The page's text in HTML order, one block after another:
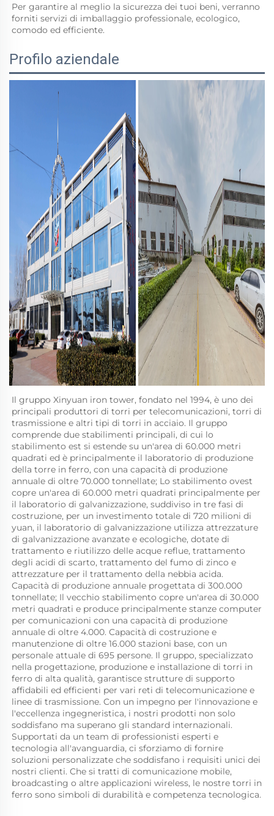
Per garantire al meglio la sicurezza dei tuoi beni, verranno
forniti servizi di imballaggio professionale, ecologico,
comodo ed efficiente.
Profilo aziendale
Il gruppo Xinyuan iron tower, fondato nel 1994, è uno dei
principali produttori di torri per telecomunicazioni, torri di
trasmissione e altri tipi di torri in acciaio. Il gruppo
comprende due stabilimenti principali, di cui lo
stabilimento est si estende su un'area di 60.000 metri
quadrati ed è principalmente il laboratorio di produzione
della torre in ferro, con una capacità di produzione
annuale di oltre 70.000 tonnellate; Lo stabilimento ovest
copre un'area di 60.000 metri quadrati principalmente per
il laboratorio di galvanizzazione, suddiviso in tre fasi di
costruzione, per un investimento totale di 720 milioni di
yuan, il laboratorio di galvanizzazione utilizza attrezzature
di galvanizzazione avanzate e ecologiche, dotate di
trattamento e riutilizzo delle acque reflue, trattamento
degli acidi di scarto, trattamento del fumo di zinco e
attrezzature per il trattamento della nebbia acida.
Capacità di produzione annuale progettata di 300.000
tonnellate; Il vecchio stabilimento copre un'area di 30.000
metri quadrati e produce principalmente stanze computer
per comunicazioni con una capacità di produzione
annuale di oltre 4.000. Capacità di costruzione e
manutenzione di oltre 16.000 stazioni base, con un
personale attuale di 695 persone. Il gruppo, specializzato
nella progettazione, produzione e installazione di torri in
ferro di alta qualità, garantisce strutture di supporto
affidabili ed efficienti per vari reti di telecomunicazione e
linee di trasmissione. Con un impegno per l'innovazione e
l'eccellenza ingegneristica, i nostri prodotti non solo
soddisfano ma superano gli standard internazionali.
Supportati da un team di professionisti esperti e
tecnologia all'avanguardia, ci sforziamo di fornire
soluzioni personalizzate che soddisfano i requisiti unici dei
nostri clienti. Che si tratti di comunicazione mobile,
broadcasting o altre applicazioni wireless, le nostre torri in